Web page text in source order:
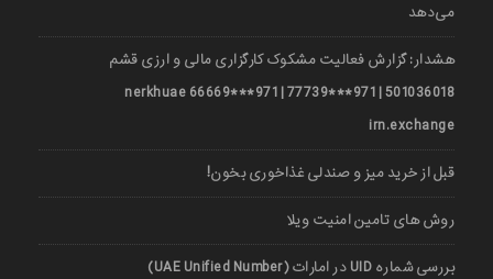
می‌دهد
هشدار: گزارش فعالیت مشکوک کارگزاری مالی و ارزی قشم
501036018 | 971***77739 | 971***66669 nerkhuae
irn.exchange
قبل از خرید میز و صندلی غذاخوری بخون!
روش های تامین امنیت ویلا
بررسی شماره UID در امارات (UAE Unified Number)